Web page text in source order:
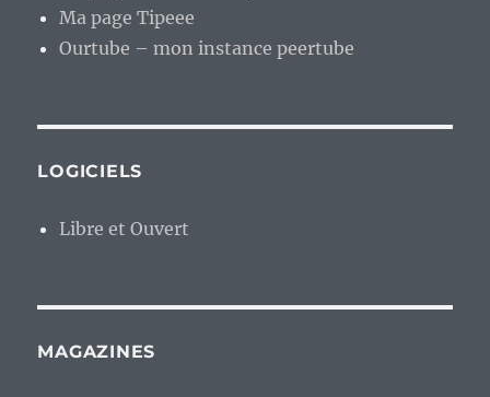
Ma page Tipeee
Ourtube – mon instance peertube
LOGICIELS
Libre et Ouvert
MAGAZINES